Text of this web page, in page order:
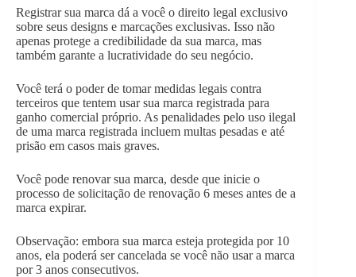
Registrar sua marca dá a você o direito legal exclusivo
sobre seus designs e marcações exclusivas. Isso não
apenas protege a credibilidade da sua marca, mas
também garante a lucratividade do seu negócio.
Você terá o poder de tomar medidas legais contra
terceiros que tentem usar sua marca registrada para
ganho comercial próprio. As penalidades pelo uso ilegal
de uma marca registrada incluem multas pesadas e até
prisão em casos mais graves.
Você pode renovar sua marca, desde que inicie o
processo de solicitação de renovação 6 meses antes de a
marca expirar.
Observação: embora sua marca esteja protegida por 10
anos, ela poderá ser cancelada se você não usar a marca
por 3 anos consecutivos.